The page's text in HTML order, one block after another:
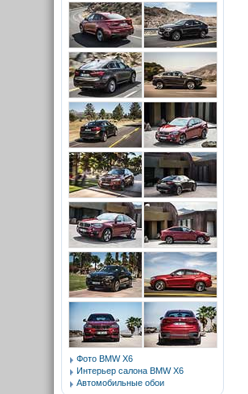
Фото BMW X6
Интерьер салона BMW X6
Автомобильные обои